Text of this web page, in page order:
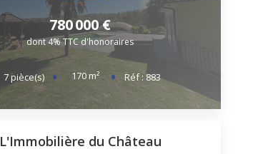
780 000 €
dont 4% TTC d'honoraires
7pièce(s) 170m² Réf :883
L'Immobilière du Château